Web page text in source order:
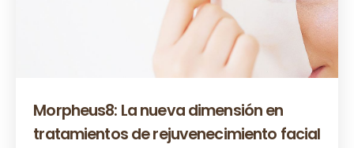
Morpheus8: La nueva dimensión en
tratamientos de rejuvenecimiento facial